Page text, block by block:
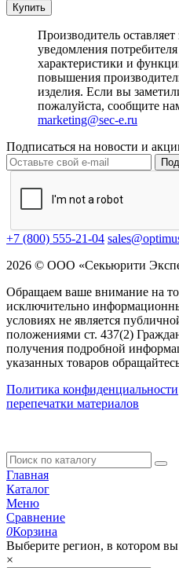
Купить
Производитель оставляет
уведомления
характеристики и
повышения
изделия. Если вы
пожалуйста, сообщите
marketing@sec-e.ru
Подписаться на новости и
+7 (800) 555-21-04
2026 © ООО «Секьюрити
Обращаем ваше внимание на
исключительно
условиях не является
положениями ст. 437(2)
получения подробной
указанных товаров
Политика конфиденциальности
перепечатки материалов
Главная
Каталог
Меню
Сравнение
0Корзина
Выберите регион, в котором вы
×